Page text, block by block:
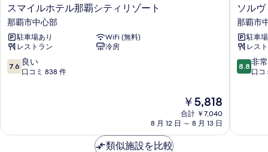
米
禁
煙
の
す
写
米
ス
マ
イ
ル
ホ
テ
ル
リ
スマイルホテル那覇シティリゾート
那覇市中心部
駐車場あり
WiFi (無料)
レストラン
冷房
10
段
口
7.6 良い
口コミ 838 件
現
在
の
￥5,818
合計 ￥7,040
8 月 12 日 ～ 8 月 13 日
ソ
ル
ヴ
ィ
ー
タ
ホ
覇
ソル
那覇市
駐車
レス
10
段
に
8.8 非
口コ
類似施設を比較